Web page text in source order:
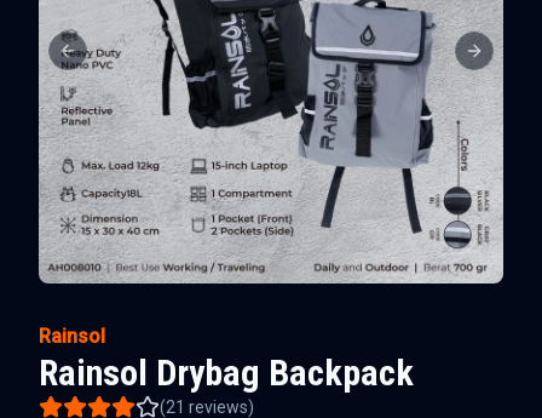
Previous slide Next
Rainsol
Rainsol Drybag Backpack
(21 reviews)